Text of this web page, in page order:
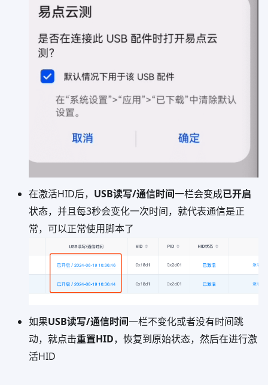
在激活HID后， USB读写/通信时间一栏会变成已开启
状态，并且每3秒会变化一次时间，就代表通信是正
常，可以正常使用脚本了
如果USB读写/通信时间一栏不变化或者没有时间跳
动，就点击重置HID，恢复到原始状态，然后在进行激
活HID